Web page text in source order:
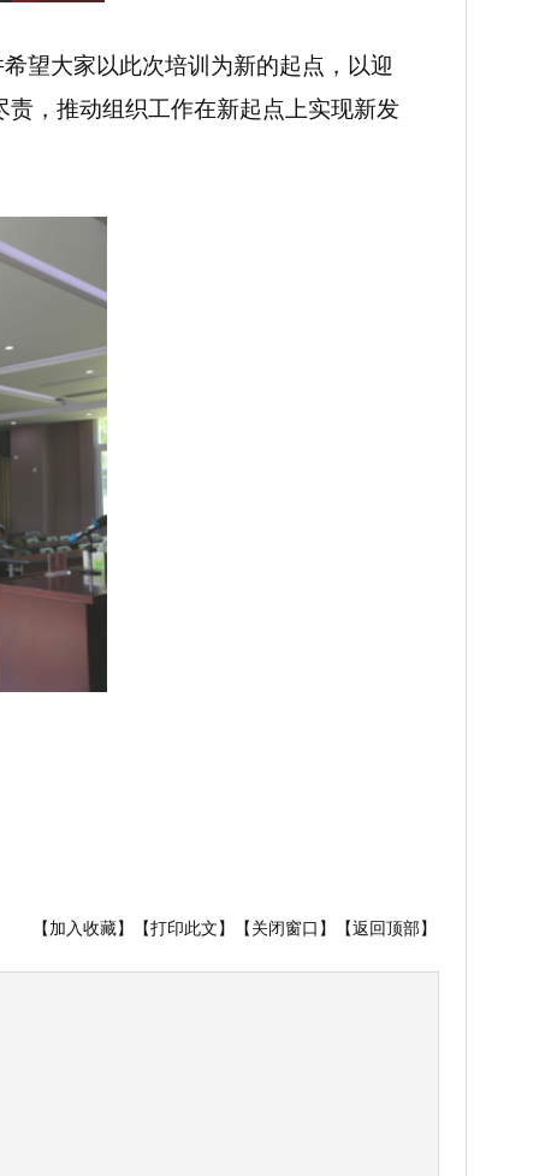
望大家以此次培训为新的起点，以迎
，推动组织工作在新起点上实现新发
【 加入收藏】【打印此文 】【 关闭窗口 】【返回顶部】